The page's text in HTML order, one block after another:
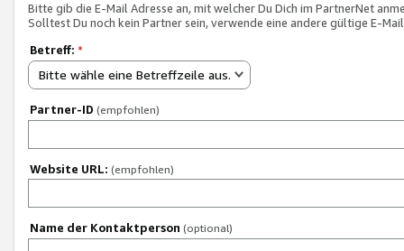
Bitte gib die E-Mail Adresse an, mit welcher Du Dich im PartnerNet
Solltest Du noch kein Partner sein, verwende eine andere gültige E-
Betreff: *
Bitte wähle eine Betreffzeile aus.
Partner-ID (empfohlen)
Website URL: (empfohlen)
Name der Kontaktperson (optional)